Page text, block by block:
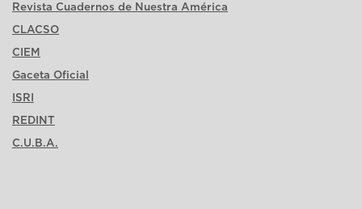
Revista Cuadernos de Nuestra América
CLACSO
CIEM
Gaceta Oficial
ISRI
REDINT
C.U.B.A.